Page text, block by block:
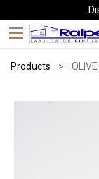
Products